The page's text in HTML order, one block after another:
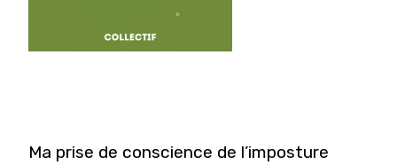
Ma prise de conscience de l’imposture